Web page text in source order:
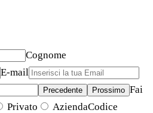
Cognome
E-mail
Precedente Prossimo Fai
Privato AziendaCodice